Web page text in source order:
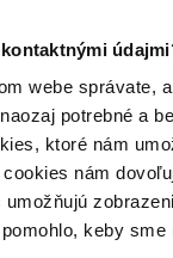
webe správate,
potrebné a
ktoré nám
nám
keby